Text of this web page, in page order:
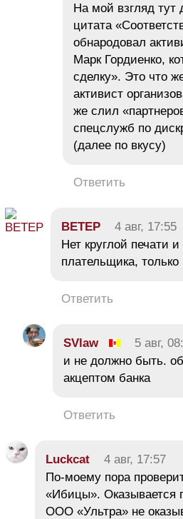
На мой взгляд тут
цитата
обнародовал
Марк Гордиенко,
сделку». Это что
активист
же слил
спецслужб по
(далее по вкусу)
Ответить
BETEP 4 авг, 17:55
Нет круглой печати
плательщика,
Ответить
SVlaw 5 авг,
и не должно быть.
акцептом банка
Ответить
Luckcat 4 авг, 17:57
По-моему пора
«Ибицы». Оказывается
ООО «Ультра» не